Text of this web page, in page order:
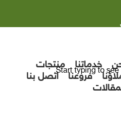
خدماتنا
منتجات
فروعنا
اتصل بناStart typing to